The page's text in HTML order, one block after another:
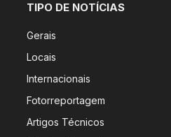
TIPO DE NOTÍCIAS
Gerais
Locais
Internacionais
Fotorreportagem
Artigos Técnicos